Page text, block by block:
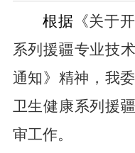
根据 《关于
系列援疆专业技
通知》精神，我
卫生健康系列援
审工作。